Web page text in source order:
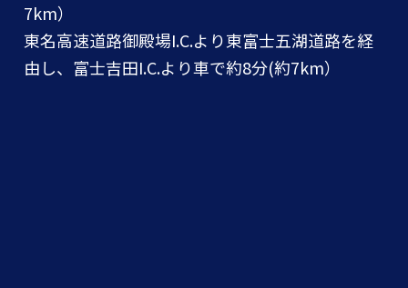
7km）
東名高速道路御殿場I.C.より東富士五湖道路を経
由し、富士吉田I.C.より車で約8分(約7km）